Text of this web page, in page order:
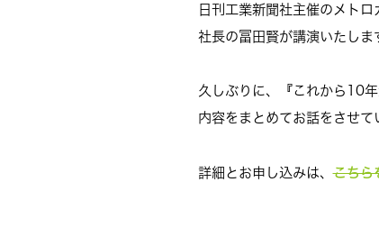
日刊工業新聞社主催のメトロ
社長の冨田賢が講演いたしま
久しぶりに、『これから10
内容をまとめてお話をさせて
詳細とお申し込みは、こちら